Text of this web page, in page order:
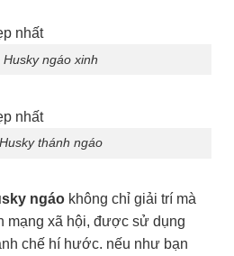
Husky ngáo xinh
thánh ngáo
ngáo không chỉ giải trí mà
mạng xã hội, được sử dụng
chế hí hước. nếu như bạn